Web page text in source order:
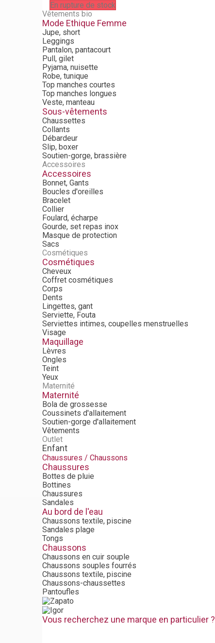
En rupture de stock
Vêtements bio
Mode Ethique Femme
Jupe, short
Leggings
Pantalon, pantacourt
Pull, gilet
Pyjama, nuisette
Robe, tunique
Top manches courtes
Top manches longues
Veste, manteau
Sous-vêtements
Chaussettes
Collants
Débardeur
Slip, boxer
Soutien-gorge, brassière
Accessoires
Accessoires
Bonnet, Gants
Boucles d'oreilles
Bracelet
Collier
Foulard, écharpe
Gourde, set repas inox
Masque de protection
Sacs
Cosmétiques
Cosmétiques
Cheveux
Coffret cosmétiques
Corps
Dents
Lingettes, gant
Serviette, Fouta
Serviettes intimes, coupelles menstruelles
Visage
Maquillage
Lèvres
Ongles
Teint
Yeux
Maternité
Maternité
Bola de grossesse
Coussinets d'allaitement
Soutien-gorge d'allaitement
Vêtements
Outlet
Enfant
Chaussures / Chaussons
Chaussures
Bottes de pluie
Bottines
Chaussures
Sandales
Au bord de l'eau
Chaussons textile, piscine
Sandales plage
Tongs
Chaussons
Chaussons en cuir souple
Chaussons souples fourrés
Chaussons textile, piscine
Chaussons-chaussettes
Pantoufles
Vous recherchez une marque en particulier ?